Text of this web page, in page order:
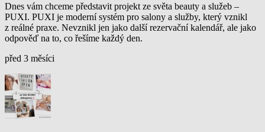
Dnes vám chceme představit projekt ze světa beauty a služeb –
PUXI. PUXI je moderní systém pro salony a služby, který vznikl
z reálné praxe. Nevznikl jen jako další rezervační kalendář, ale jako
odpověď na to, co řešíme každý den.
před 3 měsíci